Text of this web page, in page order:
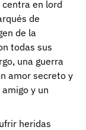
en lord
de
de la
todas sus
una guerra
amor secreto y
y un
heridas